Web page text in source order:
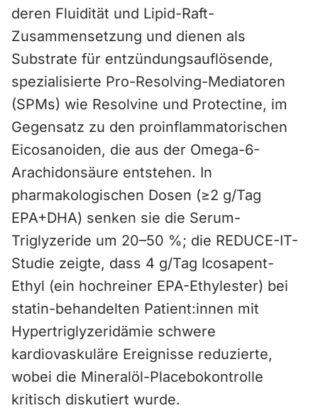
deren Fluidität und Lipid-Raft-
Zusammensetzung und dienen als
Substrate für entzündungsauflösende,
spezialisierte Pro-Resolving-Mediatoren
(SPMs) wie Resolvine und Protectine, im
Gegensatz zu den proinflammatorischen
Eicosanoiden, die aus der Omega-6-
Arachidonsäure entstehen. In
pharmakologischen Dosen (≥2 g/Tag
EPA+DHA) senken sie die Serum-
Triglyzeride um 20–50 %; die REDUCE-IT-
Studie zeigte, dass 4 g/Tag Icosapent-
Ethyl (ein hochreiner EPA-Ethylester) bei
statin-behandelten Patient:innen mit
Hypertriglyzeridämie schwere
kardiovaskuläre Ereignisse reduzierte,
wobei die Mineralöl-Placebokontrolle
kritisch diskutiert wurde.